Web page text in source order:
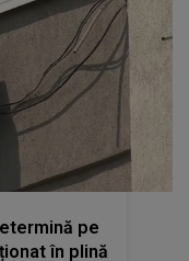
pe
în plină